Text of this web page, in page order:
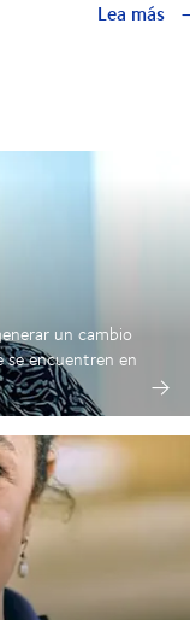
Lea más
un cambio
encuentren en